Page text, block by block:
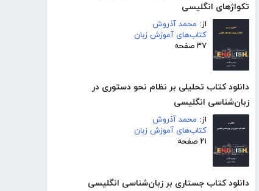
تکواژهای انگلیسی
از: محمد آذروش
کتاب‌های آموزش زبان
۳۷ صفحه
دانلود کتاب تحلیلی بر نظام نحو دستوری در
زبان‌شناسی انگلیسی
از: محمد آذروش
کتاب‌های آموزش زبان
۲۱ صفحه
دانلود کتاب جستاری بر زبان‌شناسی انگلیسی